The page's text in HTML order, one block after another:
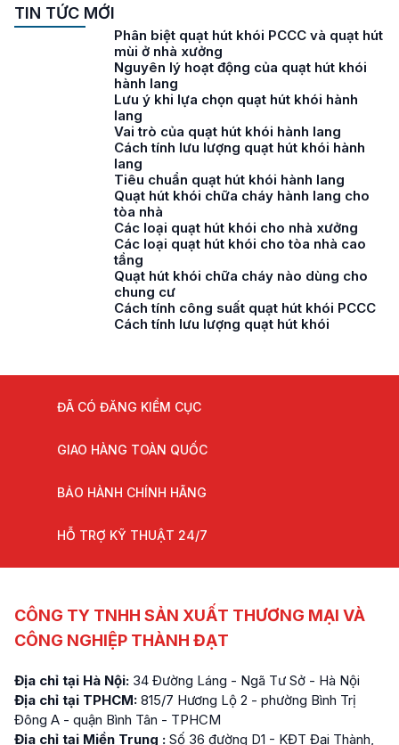
TIN TỨC MỚI
Phân biệt quạt hút khói PCCC và quạt hút
mùi ở nhà xưởng
Nguyên lý hoạt động của quạt hút khói
hành lang
Lưu ý khi lựa chọn quạt hút khói hành
lang
Vai trò của quạt hút khói hành lang
Cách tính lưu lượng quạt hút khói hành
lang
Tiêu chuẩn quạt hút khói hành lang
Quạt hút khói chữa cháy hành lang cho
tòa nhà
Các loại quạt hút khói cho nhà xưởng
Các loại quạt hút khói cho tòa nhà cao
tầng
Quạt hút khói chữa cháy nào dùng cho
chung cư
Cách tính công suất quạt hút khói PCCC
Cách tính lưu lượng quạt hút khói
ĐÃ CÓ ĐĂNG KIỂM CỤC
GIAO HÀNG TOÀN QUỐC
BẢO HÀNH CHÍNH HÃNG
HỖ TRỢ KỸ THUẬT 24/7
CÔNG TY TNHH SẢN XUẤT THƯƠNG MẠI VÀ
CÔNG NGHIỆP THÀNH ĐẠT
Địa chỉ tại Hà Nội: 34 Đường Láng - Ngã Tư Sở - Hà Nội
Địa chỉ tại TPHCM: 815/7 Hương Lộ 2 - phường Bình Trị
Đông A - quận Bình Tân - TPHCM
Địa chỉ tại Miền Trung : Số 36 đường D1 - KĐT Đại Thành,